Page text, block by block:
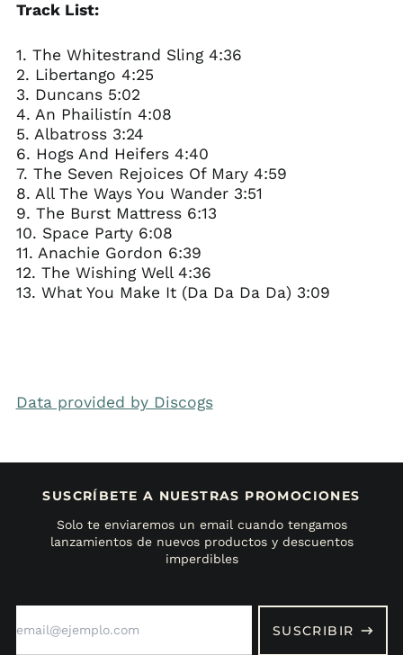
Track List:
1. The Whitestrand Sling 4:36
2. Libertango 4:25
3. Duncans 5:02
4. An Phailistín 4:08
5. Albatross 3:24
6. Hogs And Heifers 4:40
7. The Seven Rejoices Of Mary 4:59
8. All The Ways You Wander 3:51
9. The Burst Mattress 6:13
10. Space Party 6:08
11. Anachie Gordon 6:39
12. The Wishing Well 4:36
13. What You Make It (Da Da Da Da) 3:09
Data provided by Discogs
SUSCRÍBETE A NUESTRAS PROMOCIONES
Solo te enviaremos un email cuando tengamos
lanzamientos de nuevos productos y descuentos
imperdibles
SUSCRIBIR